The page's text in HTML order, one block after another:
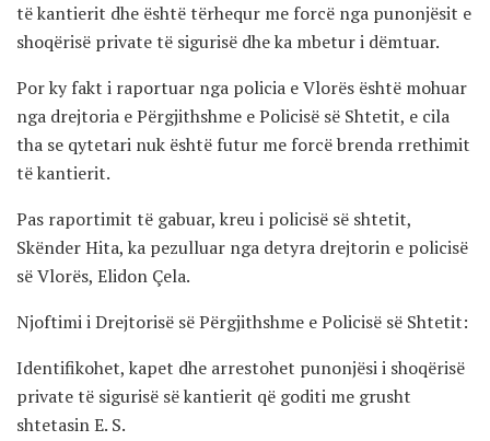
të kantierit dhe është tërhequr me forcë nga punonjësit e
shoqërisë private të sigurisë dhe ka mbetur i dëmtuar.
Por ky fakt i raportuar nga policia e Vlorës është mohuar
nga drejtoria e Përgjithshme e Policisë së Shtetit, e cila
tha se qytetari nuk është futur me forcë brenda rrethimit
të kantierit.
Pas raportimit të gabuar, kreu i policisë së shtetit,
Skënder Hita, ka pezulluar nga detyra drejtorin e policisë
së Vlorës, Elidon Çela.
Njoftimi i Drejtorisë së Përgjithshme e Policisë së Shtetit:
Identifikohet, kapet dhe arrestohet punonjësi i shoqërisë
private të sigurisë së kantierit që goditi me grusht
shtetasin E. S.